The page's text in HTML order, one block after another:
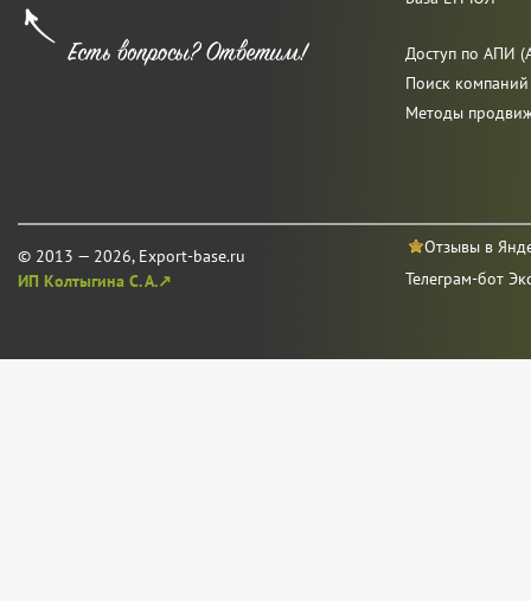
© 2013 — 2026, Export-base.ru
ИП Колтыгина С. А.↗
Доступ по АПИ
Поиск
Методы
Отзывы в
Телеграм-бот